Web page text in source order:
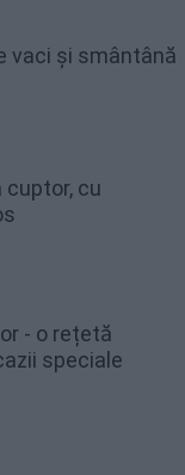
vaci și smântână
cuptor, cu
- o rețetă
speciale